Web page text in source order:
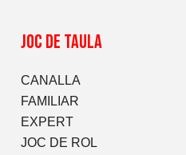
JOC DE TAULA
CANALLA
FAMILIAR
EXPERT
JOC DE ROL